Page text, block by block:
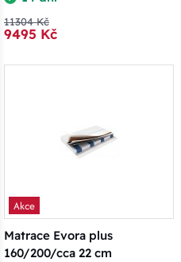
11304 Kč
9495 Kč
Akce
Matrace Evora plus
160/200/cca 22 cm